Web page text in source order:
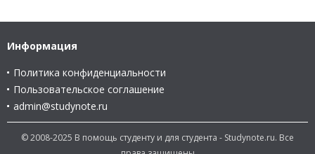
Информация
Политика конфиденциальности
Пользовательское соглашение
admin@studynote.ru
© 2008-2025 В помощь студенту и для студента - Studynote.ru. Все